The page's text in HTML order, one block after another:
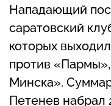
Нападающий
саратовский
которых
против
Минска».
Петенев набрал